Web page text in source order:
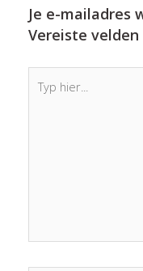
Je e-mailadres
Vereiste
hier...